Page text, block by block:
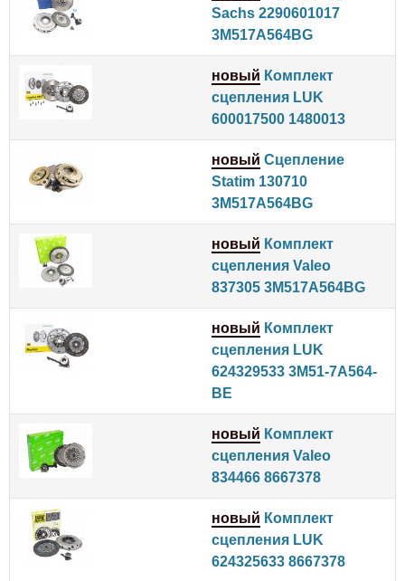
Sachs 2290601017
3M517A564BG
новый Комплект
сцепления LUK
600017500 1480013
новый Сцепление
Statim 130710
3M517A564BG
новый Комплект
сцепления Valeo
837305 3M517A564BG
новый Комплект
сцепления LUK
624329533 3M51-7A564-
BE
новый Комплект
сцепления Valeo
834466 8667378
новый Комплект
сцепления LUK
624325633 8667378